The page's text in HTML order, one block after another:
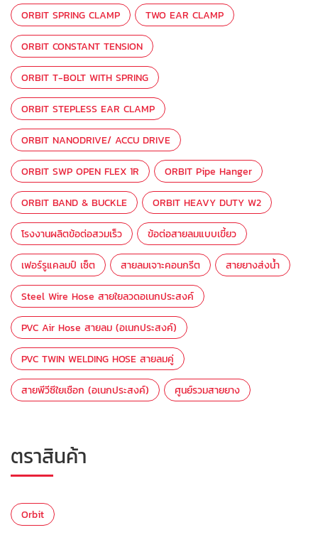
ORBIT SPRING CLAMP TWO EAR CLAMP
ORBIT CONSTANT TENSION
ORBIT T-BOLT WITH SPRING
ORBIT STEPLESS EAR CLAMP
ORBIT NANODRIVE/ ACCU DRIVE
ORBIT SWP OPEN FLEX 1R ORBIT Pipe Hanger
ORBIT BAND & BUCKLE ORBIT HEAVY DUTY W2
โรงงานผลิตข้อต่อสวมเร็ว ข้อต่อสายลมแบบเขี้ยว
เฟอร์รูแคลมป์ เซ็ต สายลมเจาะคอนกรีต สายยางส่งน้ำ
Steel Wire Hose สายใยลวดอเนกประสงค์
PVC Air Hose สายลม (อเนกประสงค์)
PVC TWIN WELDING HOSE สายลมคู่
สายพีวีซีใยเชือก (อเนกประสงค์) ศูนย์รวมสายยาง
ตราสินค้า
Orbit